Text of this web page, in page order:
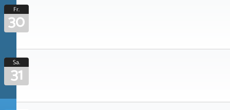
Fr.
30
Sa.
31